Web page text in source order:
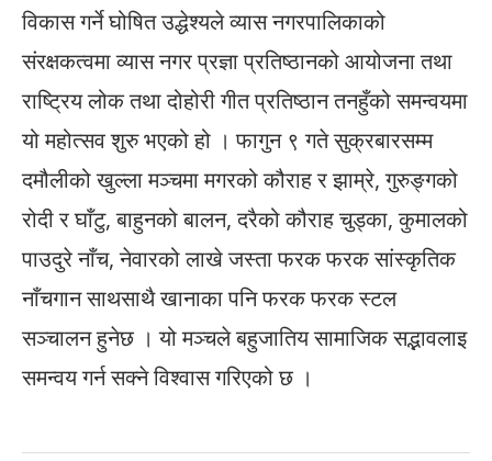
विकास गर्ने घोषित उद्धेश्यले व्यास नगरपालिकाको
संरक्षकत्वमा व्यास नगर प्रज्ञा प्रतिष्ठानको आयोजना तथा
राष्ट्रिय लोक तथा दोहोरी गीत प्रतिष्ठान तनहुँको समन्वयमा
यो महोत्सव शुरु भएको हो । फागुन ९ गते सुक्रबारसम्म
दमौलीको खुल्ला मञ्चमा मगरको कौराह र झाम्रे, गुरुङ्गको
रोदी र घाँटु, बाहुनको बालन, दरैको कौराह चुड्का, कुमालको
पाउदुरे नाँच, नेवारको लाखे जस्ता फरक फरक सांस्कृतिक
नाँचगान साथसाथै खानाका पनि फरक फरक स्टल
सञ्चालन हुनेछ । यो मञ्चले बहुजातिय सामाजिक सद्भावलाइ
समन्वय गर्न सक्ने विश्वास गरिएको छ ।